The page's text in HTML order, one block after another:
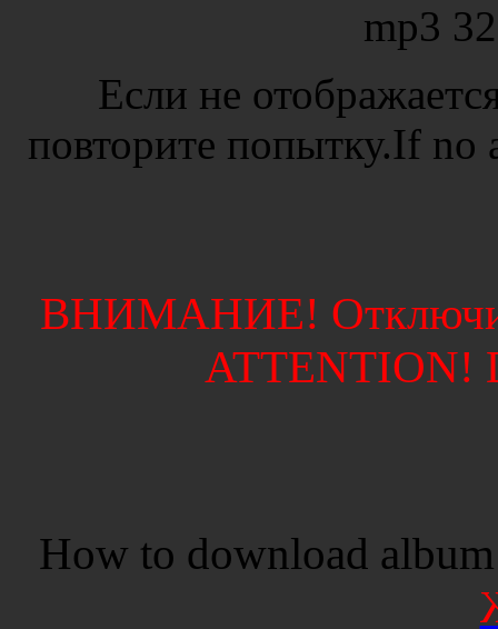
mp3
Если не
повторите попытку.If
ВНИМАНИЕ!
ATTENTION!
How to download